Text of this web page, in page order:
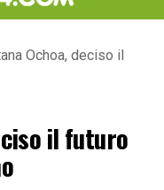
Ochoa, deciso il
il futuro